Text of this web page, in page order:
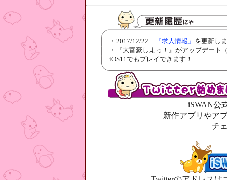
・2017/12/22 『求人情報』 を更新し
・『大富豪しよっ！』がアップデート
iOS11でもプレイできます！
iSWAN公
新作アプリやア
チ